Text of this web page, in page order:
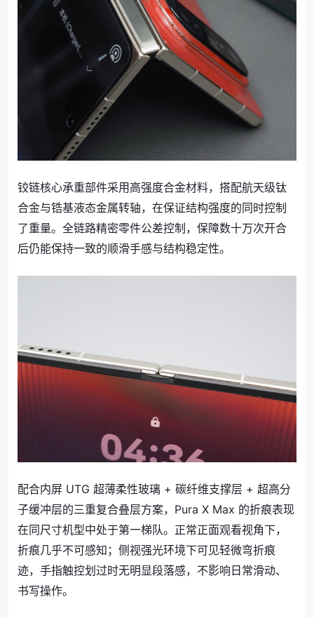
铰链核心承重部件采用高强度合金材料，搭配航天级钛
合金与锆基液态金属转轴，在保证结构强度的同时控制
了重量。全链路精密零件公差控制，保障数十万次开合
后仍能保持一致的顺滑手感与结构稳定性。
配合内屏 UTG 超薄柔性玻璃 + 碳纤维支撑层 + 超高分
子缓冲层的三重复合叠层方案，Pura X Max 的折痕表现
在同尺寸机型中处于第一梯队。正常正面观看视角下，
折痕几乎不可感知；侧视强光环境下可见轻微弯折痕
迹，手指触控划过时无明显段落感，不影响日常滑动、
书写操作。